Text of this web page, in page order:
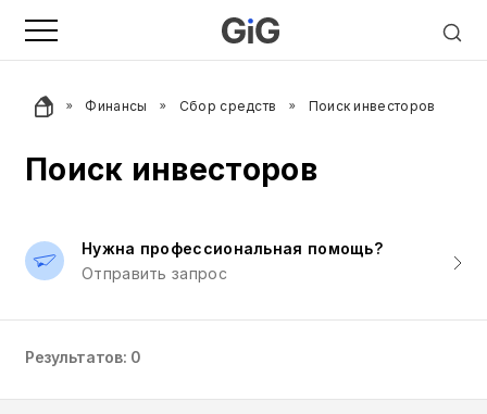
Финансы Сбор средств Поиск инвесторов
Поиск инвесторов
Нужна профессиональная помощь?
Отправить запрос
Результатов: 0